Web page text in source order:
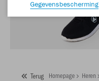
Terug Homepage Heren
Gegevensbescherming